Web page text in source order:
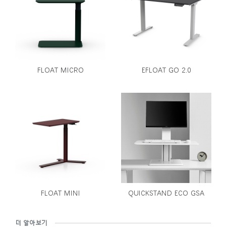
FLOAT MICRO EFLOAT GO 2.0
FLOAT MINI QUICKSTAND ECO GSA
더 알아보기